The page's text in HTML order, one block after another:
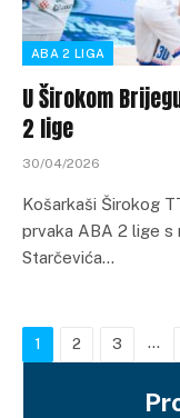
ABA 2 LIGA
U Širokom
2 lige
30/04/2026
Košarkaši Širokog
prvaka ABA 2 lige s
Starčevića…
1 2 3 …